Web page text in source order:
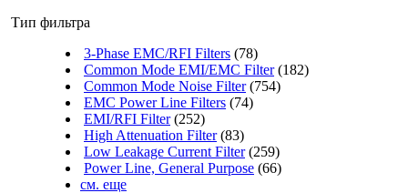
Тип фильтра
3-Phase EMC/RFI Filters (78)
Common Mode EMI/EMC Filter (182)
Common Mode Noise Filter (754)
EMC Power Line Filters (74)
EMI/RFI Filter (252)
High Attenuation Filter (83)
Low Leakage Current Filter (259)
Power Line, General Purpose (66)
см. еще